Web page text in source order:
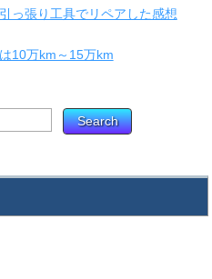
っ張り工具でリペアした感想
10万km～15万km